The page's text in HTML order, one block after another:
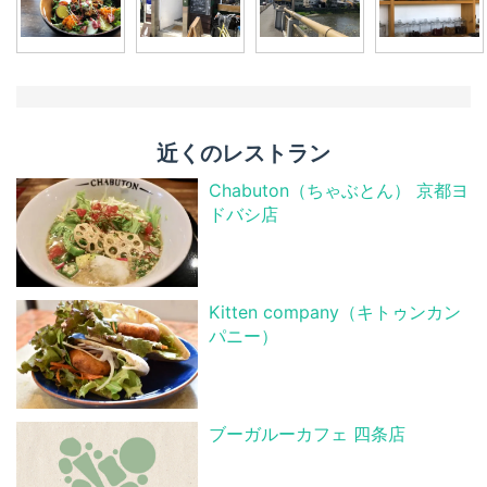
近くのレストラン
Chabuton（ちゃぶとん） 京都ヨ
ドバシ店
Kitten company（キトゥンカン
パニー）
ブーガルーカフェ 四条店